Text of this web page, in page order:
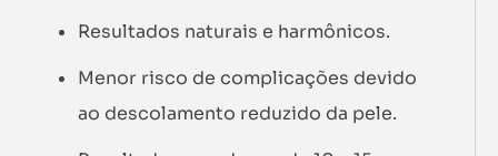
Resultados naturais e harmônicos.
Menor risco de complicações devido
ao descolamento reduzido da pele.